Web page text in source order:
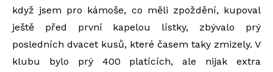
když jsem pro kámoše, co měli zpoždění, kupoval
ještě před první kapelou lístky, zbývalo prý
posledních dvacet kusů, které časem taky zmizely. V
klubu bylo prý 400 platících, ale nijak extra